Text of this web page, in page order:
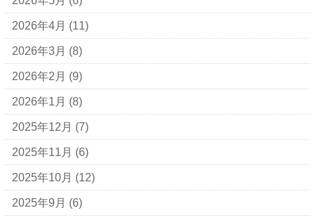
2026年4月 (11)
2026年3月 (8)
2026年2月 (9)
2026年1月 (8)
2025年12月 (7)
2025年11月 (6)
2025年10月 (12)
2025年9月 (6)